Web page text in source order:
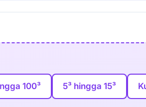
100³ 5³ hingga 15³